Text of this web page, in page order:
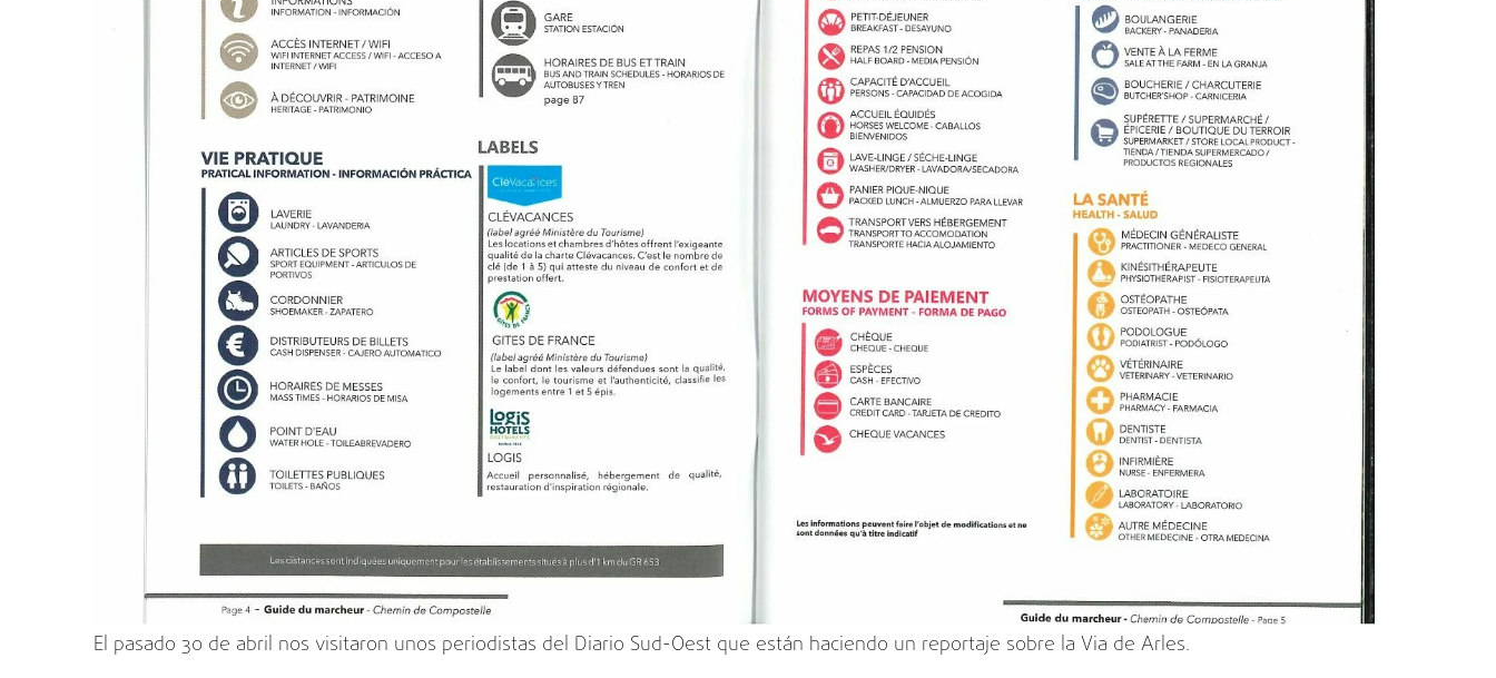
El pasado 30 de abril nos visitaron unos periodistas del Diario Sud-Oest que están haciendo un reportaje sobre la Via de Arles.